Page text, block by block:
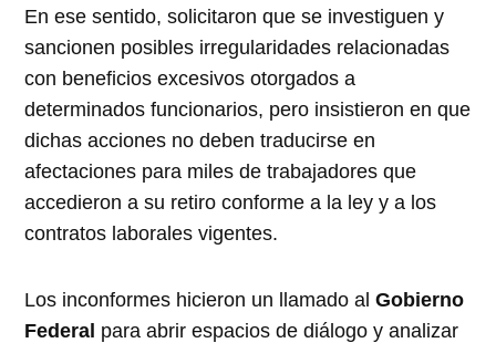
En ese sentido, solicitaron que se investiguen y
sancionen posibles irregularidades relacionadas
con beneficios excesivos otorgados a
determinados funcionarios, pero insistieron en que
dichas acciones no deben traducirse en
afectaciones para miles de trabajadores que
accedieron a su retiro conforme a la ley y a los
contratos laborales vigentes.
Los inconformes hicieron un llamado alGobierno
Federal para abrir espacios de diálogo y analizar